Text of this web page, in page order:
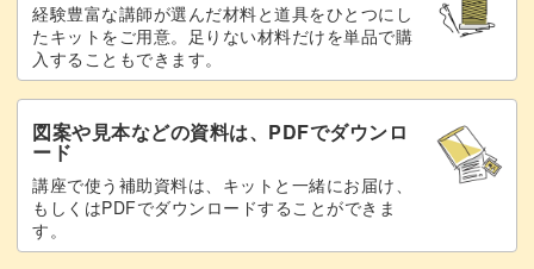
経験豊富な講師が選んだ材料と道具をひとつにし
たキットをご用意。足りない材料だけを単品で購
入することもできます。
図案や見本などの資料は、PDFでダウンロ
ード
講座で使う補助資料は、キットと一緒にお届け、
もしくはPDFでダウンロードすることができま
す。